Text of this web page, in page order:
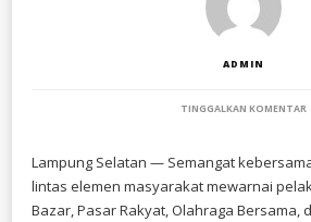
ADMIN
TINGGALKAN KOMENTAR
Lampung Selatan — Semangat
lintas elemen masyarakat mewarnai
Bazar, Pasar Rakyat, Olahraga Bersama,